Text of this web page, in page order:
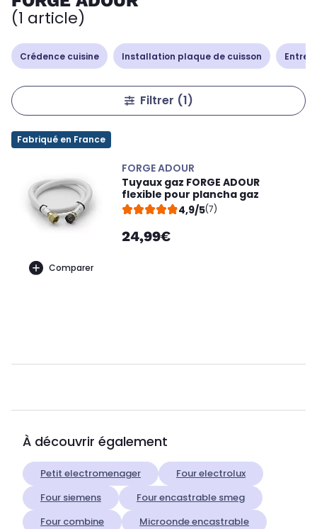
(1 article)
Crédence cuisine Installation plaque de cuisson
Filtrer (1)
Fabriqué en France
Comparer
FORGE ADOUR
Tuyaux gaz FORGE ADOUR
flexible pour plancha gaz
4,9/5(7)
24,99€
À découvrir également
Petit electromenager
Four electrolux
Four siemens
Four encastrable smeg
Four combine
Microonde encastrable